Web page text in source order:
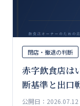
閉店・撤退の判断
赤字飲食店は
断基準と出口
公開日：2026.07.12